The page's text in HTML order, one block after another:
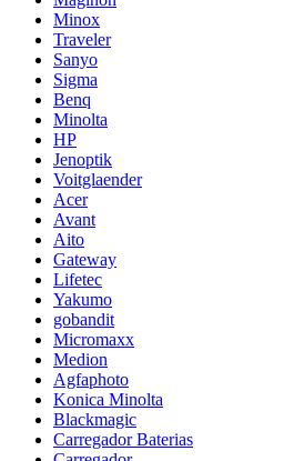
Minox
Traveler
Sanyo
Sigma
Benq
Minolta
HP
Jenoptik
Voitglaender
Acer
Avant
Aito
Gateway
Lifetec
Yakumo
gobandit
Micromaxx
Medion
Agfaphoto
Konica Minolta
Blackmagic
Carregador Baterias